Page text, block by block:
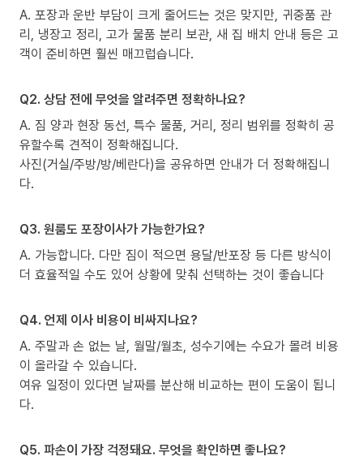
A. 포장과 운반 부담이 크게 줄어드는 것은 맞지만, 귀중품 관
리, 냉장고 정리, 고가 물품 분리 보관, 새 집 배치 안내 등은 고
객이 준비하면 훨씬 매끄럽습니다.
Q2. 상담 전에 무엇을 알려주면 정확하나요?
A. 짐 양과 현장 동선, 특수 물품, 거리, 정리 범위를 정확히 공
유할수록 견적이 정확해집니다.
사진(거실/주방/방/베란다)을 공유하면 안내가 더 정확해집니
다.
Q3. 원룸도 포장이사가 가능한가요?
A. 가능합니다. 다만 짐이 적으면 용달/반포장 등 다른 방식이
더 효율적일 수도 있어 상황에 맞춰 선택하는 것이 좋습니다
Q4. 언제 이사 비용이 비싸지나요?
A. 주말과 손 없는 날, 월말/월초, 성수기에는 수요가 몰려 비용
이 올라갈 수 있습니다.
여유 일정이 있다면 날짜를 분산해 비교하는 편이 도움이 됩니
다.
Q5. 파손이 가장 걱정돼요. 무엇을 확인하면 좋나요?